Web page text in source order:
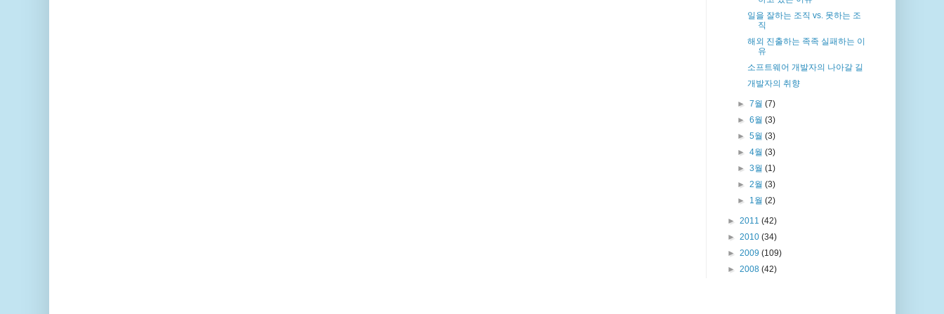
일을 잘하는 조직 vs. 못하는 조
직
해외 진출하는 족족 실패하는 이
유
소프트웨어 개발자의 나아갈 길
개발자의 취향
► 7월 (7)
► 6월 (3)
► 5월 (3)
► 4월 (3)
► 3월 (1)
► 2월 (3)
► 1월 (2)
► 2011 (42)
► 2010 (34)
► 2009 (109)
► 2008 (42)